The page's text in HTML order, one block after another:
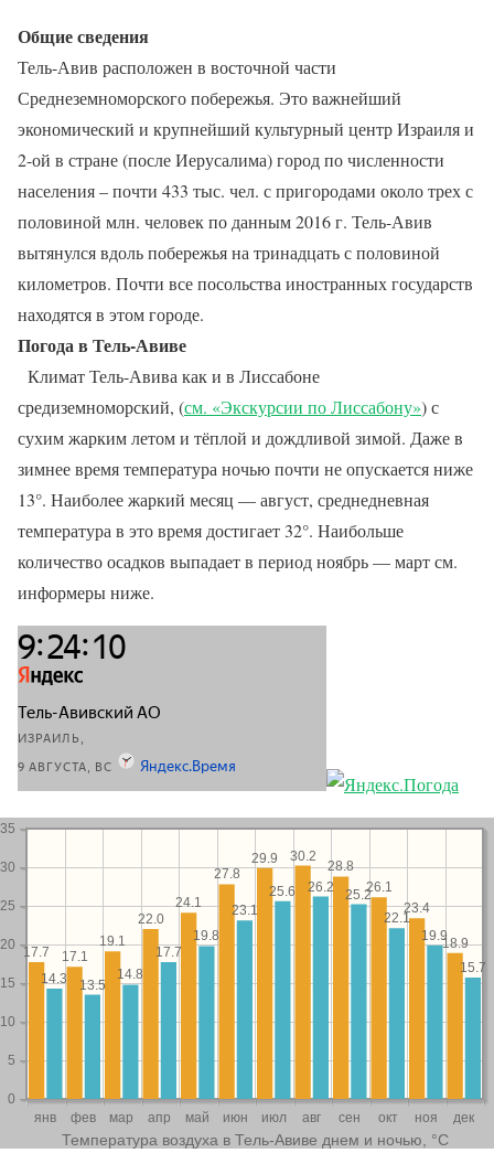
Общие сведения
Тель-Авив расположен в восточной части
Среднеземноморского побережья. Это важнейший
экономический и крупнейший культурный центр Израиля и
2-ой в стране (после Иерусалима) город по численности
населения – почти 433 тыс. чел. с пригородами около трех с
половиной млн. человек по данным 2016 г. Тель-Авив
вытянулся вдоль побережья на тринадцать с половиной
километров. Почти все посольства иностранных государств
находятся в этом городе.
Погода в Тель-Авиве
Климат Тель-Авива как и в Лиссабоне
средиземноморский, (см. «Экскурсии по Лиссабону») с
сухим жарким летом и тёплой и дождливой зимой. Даже в
зимнее время температура ночью почти не опускается ниже
13°. Наиболее жаркий месяц — август, среднедневная
температура в это время достигает 32°. Наибольше
количество осадков выпадает в период ноябрь — март см.
информеры ниже.